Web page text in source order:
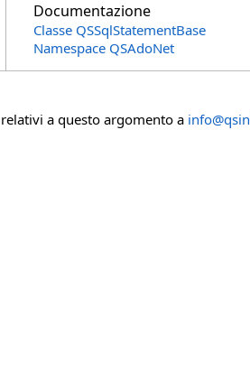
Documentazione
Classe QSSqlStatementBase
Namespace QSAdoNet
a questo argomento a